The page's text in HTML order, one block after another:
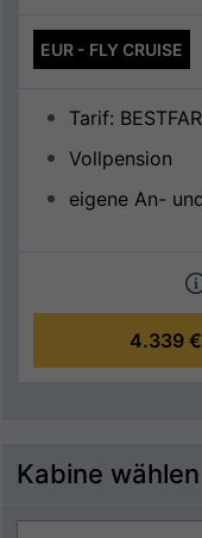
EUR - FLY CRUISE
Tarif:
Vollpension
eigene An-
4.339 €
Kabine wählen